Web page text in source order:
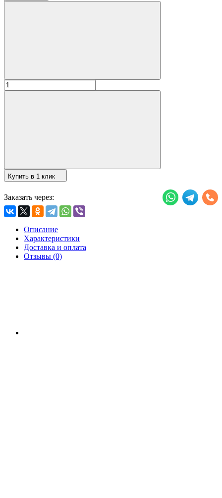
Купить в 1 клик
Заказать через:
Описание
Характеристики
Доставка и оплата
Отзывы (0)